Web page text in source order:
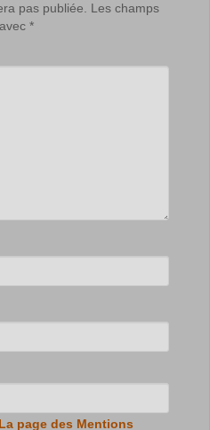
pas publiée.
Les champs
*
La page des Mentions